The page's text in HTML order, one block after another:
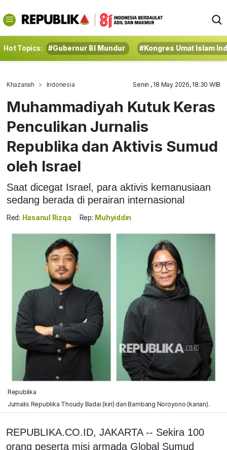
Hot Topics: #Gubernur BI Mundur #Kongres Umat Islam
Khazanah Indonesia Senin , 18 May 2026, 18:30 WIB
Muhammadiyah Kutuk Keras
Penculikan Jurnalis
Republika dan Aktivis Sumud
oleh Israel
Saat dicegat Israel, para aktivis kemanusiaan
sedang berada di perairan internasional
Red: Hasanul Rizqa Rep: Muhyiddin
Republika
Jurnalis Republika Thoudy Badai (kiri) dan Bambang Noroyono (kanan).
REPUBLIKA.CO.ID, JAKARTA -- Sekira 100
orang peserta misi armada Global Sumud